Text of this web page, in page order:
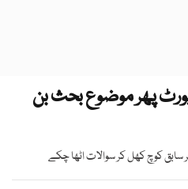
پھر موضوع بحث بن
کوچ کھل کر سوالات اٹھا چکے